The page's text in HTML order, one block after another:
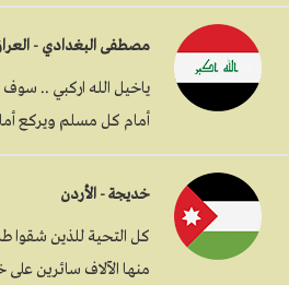
مصطفى البغدادي -
ياخيل الله اركبي ..
أمام كل مسلم ويركع
خديجة - الأردن
كل التحية للذين شقوا
منها الآلاف سائرين